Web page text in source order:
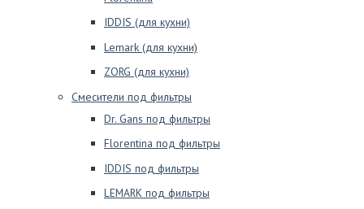
IDDIS (для кухни)
Lemark (для кухни)
ZORG (для кухни)
Смесители под фильтры
Dr. Gans под фильтры
Florentina под фильтры
IDDIS под фильтры
LEMARK под фильтры